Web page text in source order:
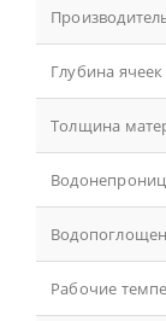
Глубина ячеек
Толщина
Рабочие